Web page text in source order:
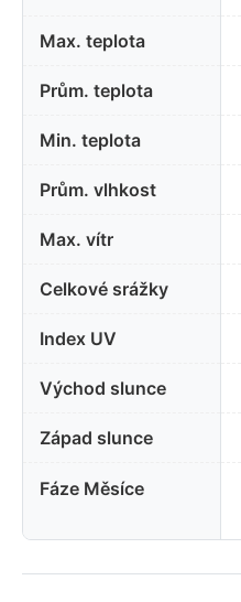
Max. teplota
Prům. teplota
Min. teplota
Prům. vlhkost
Max. vítr
Celkové srážky
Index UV
Východ slunce
Západ slunce
Fáze Měsíce